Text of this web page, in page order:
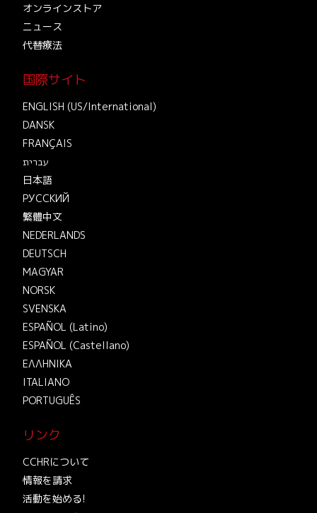
オンラインストア
ニュース
代替療法
国際サイト
ENGLISH (US/International)
DANSK
FRANÇAIS
עברית
日本語
РУССКИЙ
繁體中文
NEDERLANDS
DEUTSCH
MAGYAR
NORSK
SVENSKA
ESPAÑOL (Latino)
ESPAÑOL (Castellano)
ΕΛΛΗΝΙΚA
ITALIANO
PORTUGUÊS
リンク
CCHRについて
情報を請求
活動を始める!